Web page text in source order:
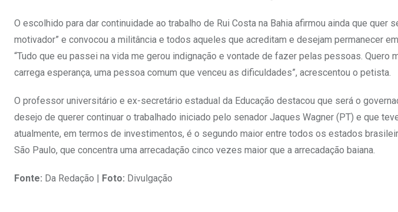
O escolhido para dar continuidade ao trabalho de Rui Costa na Bahia afirmou ainda que quer
motivador” e convocou a militância e todos aqueles que acreditam e desejam permanecer
“Tudo que eu passei na vida me gerou indignação e vontade de fazer pelas pessoas. Quero
carrega esperança, uma pessoa comum que venceu as dificuldades”, acrescentou o petista.
O professor universitário e ex-secretário estadual da Educação destacou que será o
desejo de querer continuar o trabalhado iniciado pelo senador Jaques Wagner (PT) e que
atualmente, em termos de investimentos, é o segundo maior entre todos os estados
São Paulo, que concentra uma arrecadação cinco vezes maior que a arrecadação baiana.
Fonte: Da Redação | Foto: Divulgação